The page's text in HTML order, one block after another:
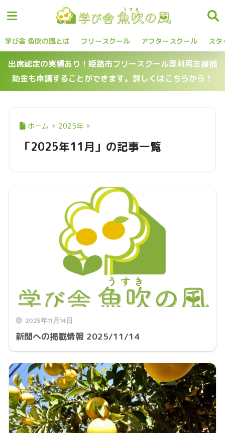
学び舎 魚吹の風とは フリースクール アフタースクール スタ
出席認定の実績あり！姫路市フリースクール等利用支援補
助金も申請することができます。詳しくはこちらから！
ホーム 2025年
「2025年11月」の記事一覧
2025年11月14日
新聞への掲載情報 2025/11/14